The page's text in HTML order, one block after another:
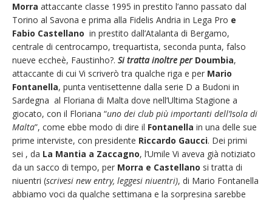
Morra attaccante classe 1995 in prestito l’anno passato dal
Torino al Savona e prima alla Fidelis Andria in Lega Pro e
Fabio Castellano in prestito dall’Atalanta di Bergamo,
centrale di centrocampo, trequartista, seconda punta, falso
nueve eccheè, Faustinho?. Si tratta inoltre per Doumbia,
attaccante di cui Vi scriverò tra qualche riga e per Mario
Fontanella, punta ventisettenne dalla serie D a Budoni in
Sardegna al Floriana di Malta dove nell’Ultima Stagione a
giocato, con il Floriana “uno dei club più importanti dell’Isola di
Malta”, come ebbe modo di dire il Fontanella in una delle sue
prime interviste, con presidente Riccardo Gaucci. Dei primi
sei , da La Mantia a Zaccagno, l’Umile Vi aveva già notiziato
da un sacco di tempo, per Morra e Castellano si tratta di
niuentri (scrivesi new entry, leggesi niuentri), di Mario Fontanella
abbiamo voci da qualche settimana e la sorpresina sarebbe